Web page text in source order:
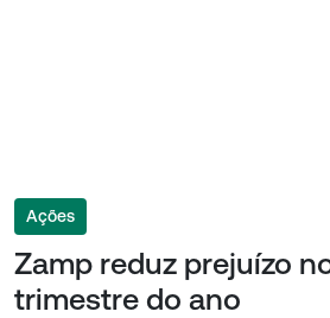
Ações
Zamp reduz prejuízo
trimestre do ano